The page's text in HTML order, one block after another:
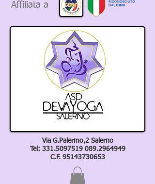
Affiliata a
Via G.Palermo,2 Salerno
Tel: 331.5097519 089.2964949
C.F. 95143730653